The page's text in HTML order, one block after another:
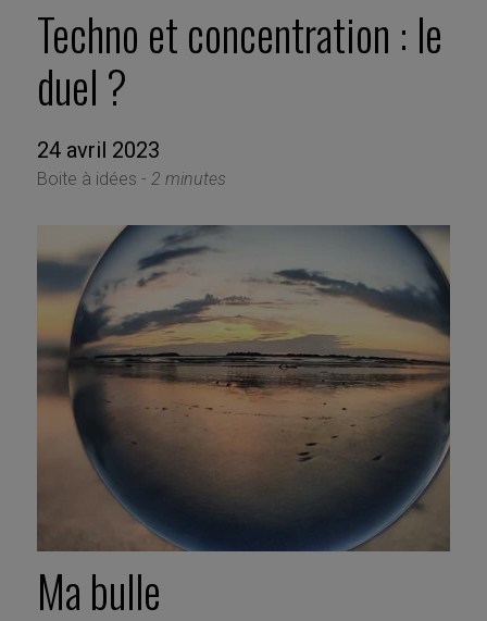
Techno et concentration : le
duel ?
24 avril 2023
Boite à idées - 2 minutes
Ma bulle